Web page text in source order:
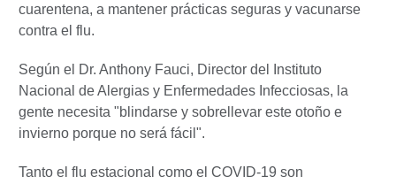
cuarentena, a mantener prácticas seguras y vacunarse
contra el flu.
Según el Dr. Anthony Fauci, Director del Instituto
Nacional de Alergias y Enfermedades Infecciosas, la
gente necesita "blindarse y sobrellevar este otoño e
invierno porque no será fácil".
Tanto el flu estacional como el COVID-19 son